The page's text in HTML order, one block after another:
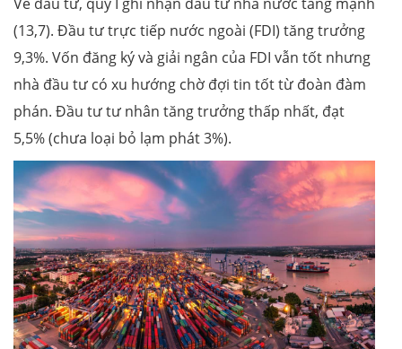
(13,7). Đầu tư trực tiếp nước ngoài (FDI) tăng trưởng
9,3%. Vốn đăng ký và giải ngân của FDI vẫn tốt nhưng
nhà đầu tư có xu hướng chờ đợi tin tốt từ đoàn đàm
phán. Đầu tư tư nhân tăng trưởng thấp nhất, đạt
5,5% (chưa loại bỏ lạm phát 3%).